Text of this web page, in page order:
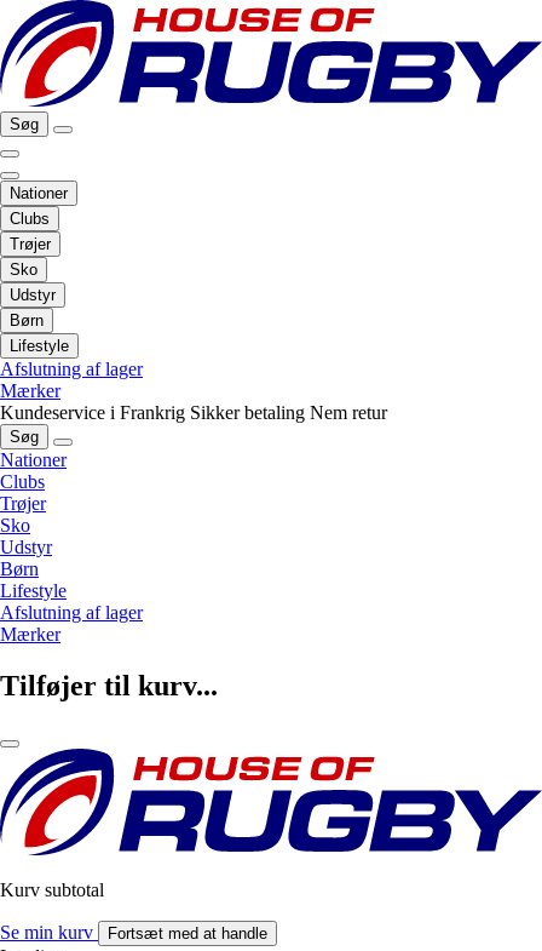
Søg
Nationer
Clubs
Trøjer
Sko
Udstyr
Børn
Lifestyle
Afslutning af lager
Mærker
Kundeservice i Frankrig Sikker betaling Nem retur
Søg
Nationer
Clubs
Trøjer
Sko
Udstyr
Børn
Lifestyle
Afslutning af lager
Mærker
Tilføjer til kurv...
Kurv subtotal
Se min kurv Fortsæt med at handle